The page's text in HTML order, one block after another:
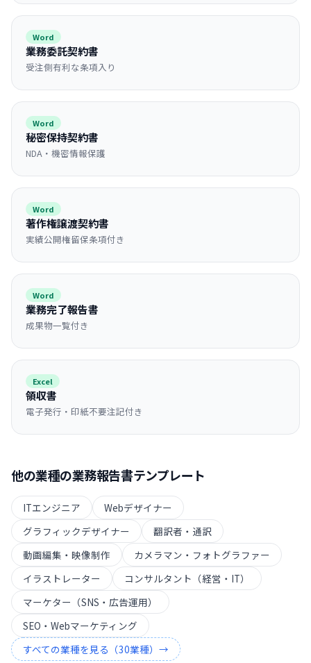
Word
業務委託契約書
受注側有利な条項入り
Word
秘密保持契約書
NDA・機密情報保護
Word
著作権譲渡契約書
実績公開権留保条項付き
Word
業務完了報告書
成果物一覧付き
Excel
領収書
電子発行・印紙不要注記付き
他の業種の業務報告書テンプレート
ITエンジニア
Webデザイナー
グラフィックデザイナー
翻訳者・通訳
動画編集・映像制作
カメラマン・フォトグラファー
イラストレーター
コンサルタント（経営・IT）
マーケター（SNS・広告運用）
SEO・Webマーケティング
すべての業種を見る（30業種）→